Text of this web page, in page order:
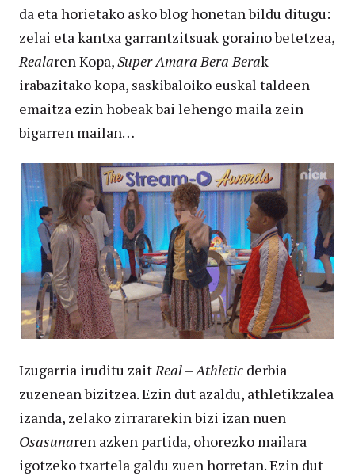
da eta horietako asko blog honetan bildu ditugu:
zelai eta kantxa garrantzitsuak goraino betetzea,
Realaren Kopa,Super Amara Bera Berak
irabazitako kopa, saskibaloiko euskal taldeen
emaitza ezin hobeak bai lehengo maila zein
bigarren mailan…
Izugarria iruditu zaitReal–Athletic derbia
zuzenean bizitzea. Ezin dut azaldu, athletikzalea
izanda, zelako zirrararekin bizi izan nuen
Osasunaren azken partida, ohorezko mailara
igotzeko txartela galdu zuen horretan. Ezin dut